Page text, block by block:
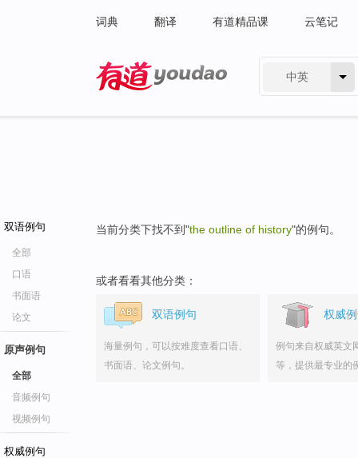
词典 翻译 有道精品课 云笔记
中英
双语例句
全部
口语
书面语
论文
原声例句
全部
音频例句
视频例句
权威例句
当前分类下找不到"the outline of history"的例句。
或者看看其他分类：
双语例句
海量例句，可以按难度查看口语、
书面语、论文例句。
权威
例句来自权威英文
等，提供最专业的